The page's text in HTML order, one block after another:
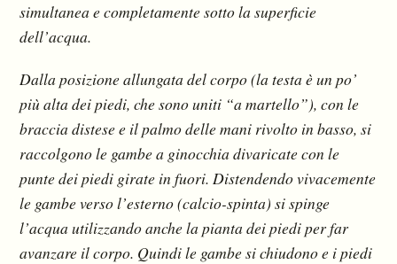
simultanea e completamente sotto la superficie
dell’acqua.
Dalla posizione allungata del corpo (la testa è un po’
più alta dei piedi, che sono uniti “a martello”), con le
braccia distese e il palmo delle mani rivolto in basso, si
raccolgono le gambe a ginocchia divaricate con le
punte dei piedi girate in fuori. Distendendo vivacemente
le gambe verso l’esterno (calcio-spinta) si spinge
l’acqua utilizzando anche la pianta dei piedi per far
avanzare il corpo. Quindi le gambe si chiudono e i piedi